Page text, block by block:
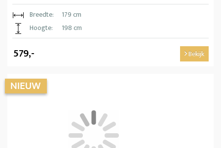
Breedte:
179 cm
Hoogte:
198 cm
579,- Bekijk